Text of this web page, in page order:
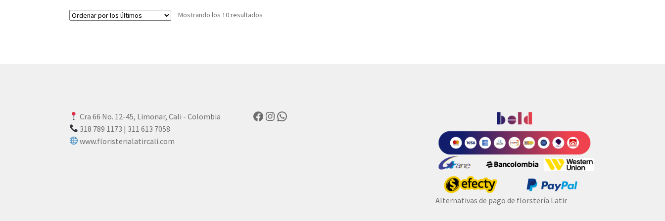
Mostrando los 10 resultados
Cra 66 No. 12-45, Limonar, Cali - Colombia
318 789 1173 | 311 613 7058
www.floristerialatircali.com
Alternativas de pago de florstería Latir